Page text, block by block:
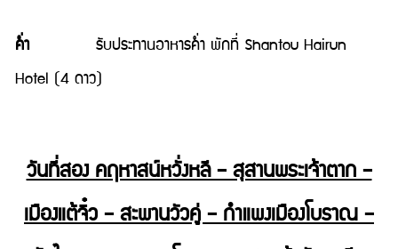
ค่ำ รับประทานอาหารค่ำ พักที่ Shantou Hairun
Hotel (4 ดาว)
วันที่สอง คฤหาสน์หวั่งหลี – สุสานพระเจ้าตาก –
เมืองแต้จิ๋ว – สะพานวัวคู่ – กำแพงเมืองโบราณ –